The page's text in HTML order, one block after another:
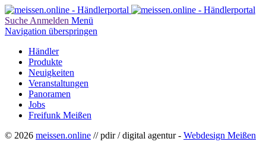
Suche Anmelden Menü
Navigation überspringen
Händler
Produkte
Neuigkeiten
Veranstaltungen
Panoramen
Jobs
Freifunk Meißen
© 2026 meissen.online // pdir / digital agentur - Webdesign Meißen